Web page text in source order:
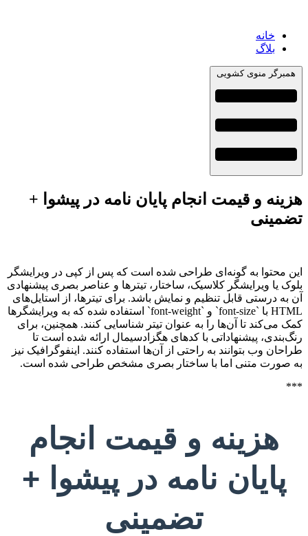
خانه
بلاگ
همبرگر منوی کشویی
هزینه و قیمت انجام پایان نامه در پیشوا +
تضمینی
این محتوا به گونه‌ای طراحی شده است که پس از کپی در ویرایشگر
بلوک یا ویرایشگر کلاسیک، ساختار، تیترها و عناصر بصری پیشنهادی
آن به درستی قابل تنظیم و نمایش باشد. برای تیترها، از استایل‌های
HTML با `font-size` و `font-weight` استفاده شده که به ویرایشگرها
کمک می‌کند تا آن‌ها را به عنوان تیتر شناسایی کنند. همچنین، برای
رنگ‌بندی، پیشنهاداتی با کدهای هگزادسیمال ارائه شده است تا
طراحان وب بتوانند به راحتی از آن‌ها استفاده کنند. اینفوگرافیک نیز
به صورت متنی اما با ساختار بصری مشخص طراحی شده است.
***
هزینه و قیمت انجام
پایان نامه در پیشوا +
تضمینی